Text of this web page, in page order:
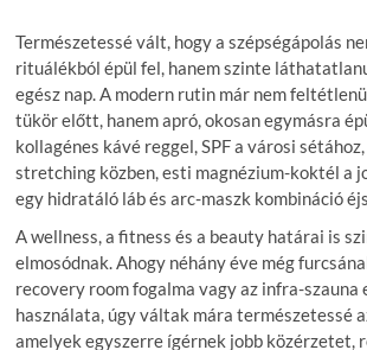
Természetessé vált, hogy a szépségápolás
rituálékból épül fel, hanem szinte
egész nap. A modern rutin már nem
tükör előtt, hanem apró, okosan egymásra
kollagénes kávé reggel, SPF a városi
stretching közben, esti magnézium-koktél a
egy hidratáló láb és arc-maszk kombináció
A wellness, a fitness és a beauty határai is
elmosódnak. Ahogy néhány éve még
recovery room fogalma vagy az infra-szauna
használata, úgy váltak mára természetessé
amelyek egyszerre ígérnek jobb közérzetet,